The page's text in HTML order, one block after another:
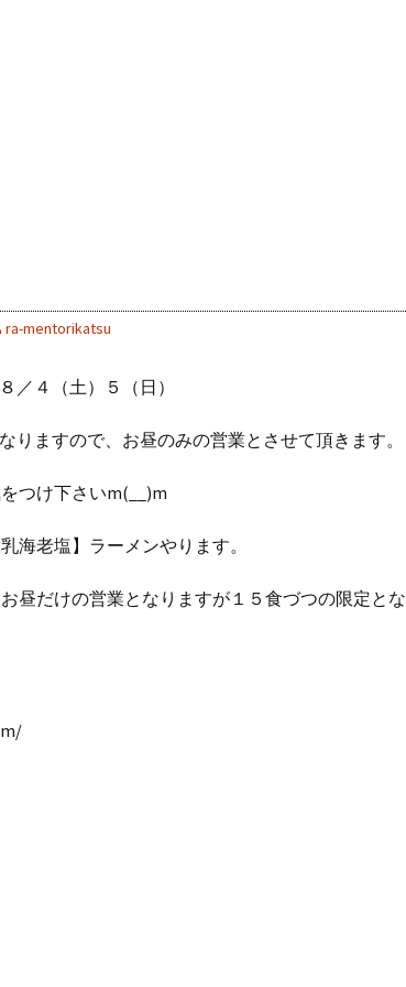
ra-mentorikatsu
８／４（土）５（日）
りますので、お昼のみの営業とさせて頂きます。
つけ下さいm(__)m
海老塩】ラーメンやります。
昼だけの営業となりますが１５食づつの限定とな